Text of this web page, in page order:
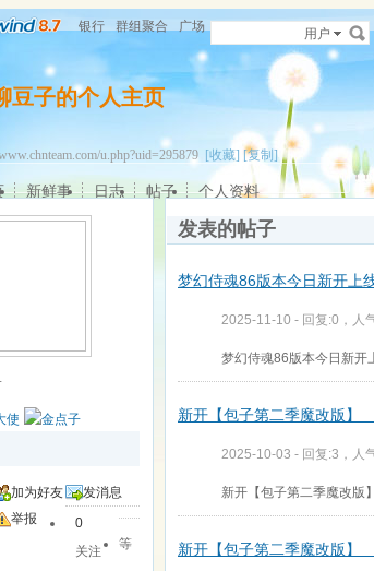
银行 群组聚合 广场 用户
豆子的个人主页
u.php?uid=295879 [收藏] [复制]
新鲜事 日志 帖子 个人资料
加为好友
发消息
举报
0
关注
等
发表的帖子
梦幻侍魂86版本今日新开上
2025-11-10 - 回复:0，人
梦幻侍魂86版本今日新开
新开【包子第二季魔改版】
2025-10-03 - 回复:3，人
新开【包子第二季魔改版
新开【包子第二季魔改版】